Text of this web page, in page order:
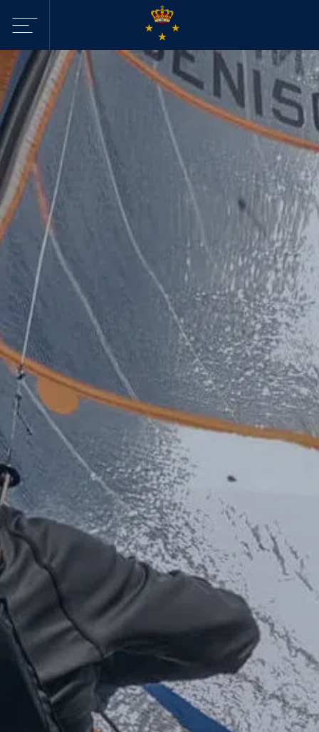
Sejltilbud i
Havne
Aktiviteter
Webcam - Byggeri
KDY Nyheder
KDY Afdelinger
Event Sailing
Talent & Elite
Onboard
KDY
Partnere
OmKDY